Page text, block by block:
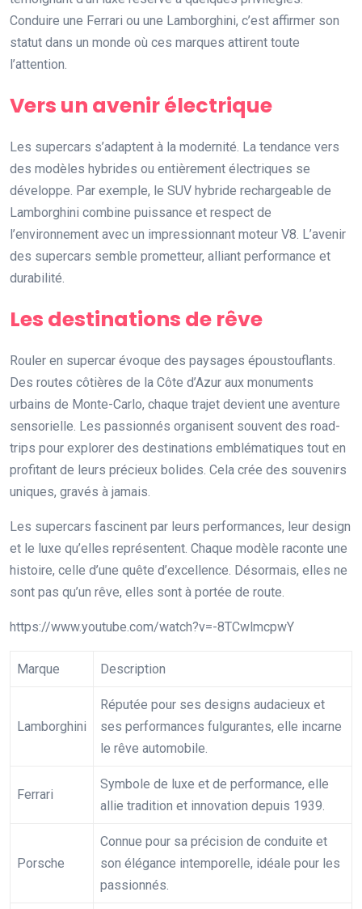
Conduire une Ferrari ou une Lamborghini, c’est affirmer son
statut dans un monde où ces marques attirent toute
l’attention.
Vers un avenir électrique
Les supercars s’adaptent à la modernité. La tendance vers
des modèles hybrides ou entièrement électriques se
développe. Par exemple, le SUV hybride rechargeable de
Lamborghini combine puissance et respect de
l’environnement avec un impressionnant moteur V8. L’avenir
des supercars semble prometteur, alliant performance et
durabilité.
Les destinations de rêve
Rouler en supercar évoque des paysages époustouflants.
Des routes côtières de la Côte d’Azur aux monuments
urbains de Monte-Carlo, chaque trajet devient une aventure
sensorielle. Les passionnés organisent souvent des road-
trips pour explorer des destinations emblématiques tout en
profitant de leurs précieux bolides. Cela crée des souvenirs
uniques, gravés à jamais.
Les supercars fascinent par leurs performances, leur design
et le luxe qu’elles représentent. Chaque modèle raconte une
histoire, celle d’une quête d’excellence. Désormais, elles ne
sont pas qu’un rêve, elles sont à portée de route.
https://www.youtube.com/watch?v=-8TCwlmcpwY
Marque Description
Lamborghini
Réputée pour ses designs audacieux et
ses performances fulgurantes, elle incarne
le rêve automobile.
Ferrari
Symbole de luxe et de performance, elle
allie tradition et innovation depuis 1939.
Porsche
Connue pour sa précision de conduite et
son élégance intemporelle, idéale pour les
passionnés.